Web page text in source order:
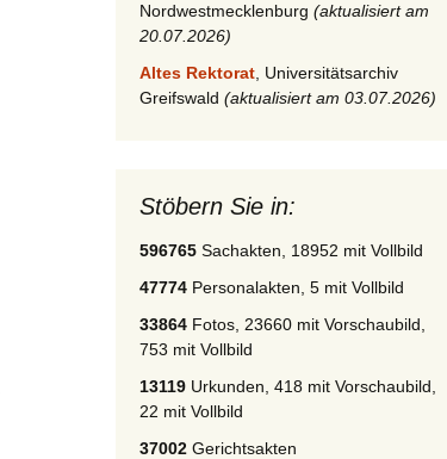
Nordwestmecklenburg (aktualisiert am
20.07.2026)
Altes Rektorat , Universitätsarchiv
Greifswald (aktualisiert am 03.07.2026)
Stöbern Sie in:
596765 Sachakten, 18952 mit Vollbild
47774 Personalakten, 5 mit Vollbild
33864 Fotos, 23660 mit Vorschaubild,
753 mit Vollbild
13119 Urkunden, 418 mit Vorschaubild,
22 mit Vollbild
37002 Gerichtsakten